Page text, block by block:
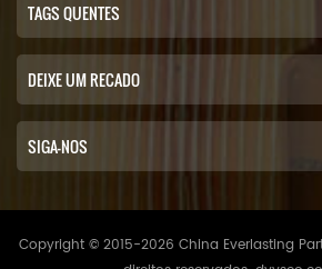
TAGS QUENTES
DEIXE UM RECADO
SIGA-NOS
Copyright © 2015-2026 China Everlasting